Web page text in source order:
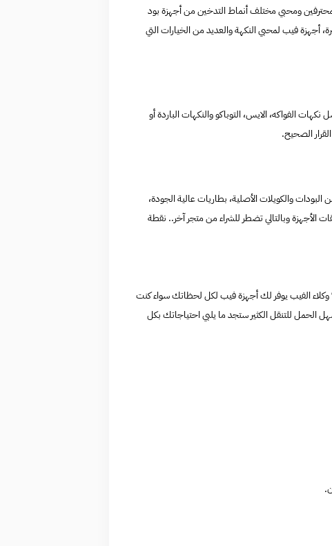
ومحبي مختلف أنماط التدخين من أجهزة بود
أجهزة فيب لمحبي النكهة والعديد من الخيارات التي
الفواكه، الايس، التوباكو والنكهات الباردة أو
الصحيح.
يقدمها من البودات والكويلات الأصلية، بطاريات عالية الجودة،
الأجهزة وبالتالي تضطر للشراء من متجر آخر.. نقطة
وكلاء الفيب يوفر لك أجهزة فيب لكل لحظاتك سواء كنت
للتنقل الكثير ستجد ما يلبي احتياجاتك بكل